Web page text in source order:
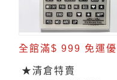
全館滿$ 999 免運優
★清倉特賣